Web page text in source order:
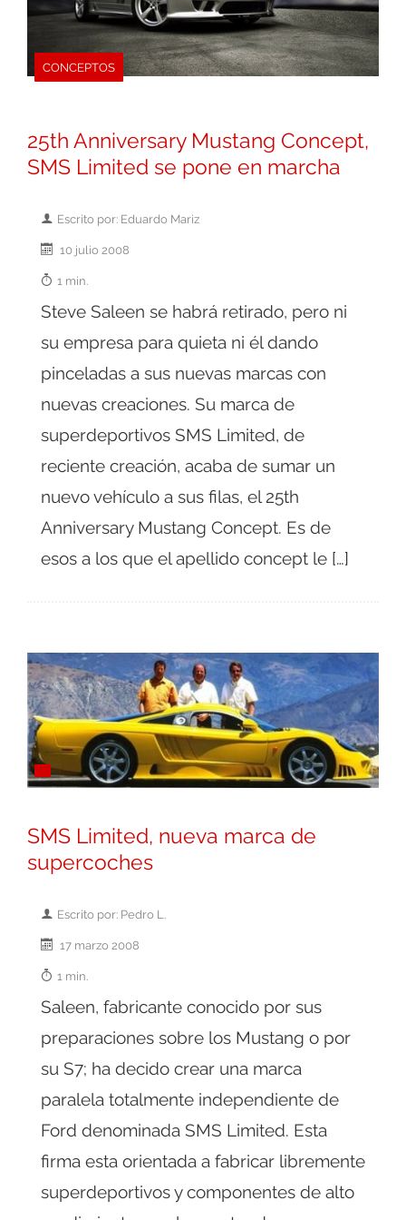
CONCEPTOS
25th Anniversary Mustang Concept,
SMS Limited se pone en marcha
Escrito por: Eduardo Mariz
10 julio 2008
1 min.
Steve Saleen se habrá retirado, pero ni
su empresa para quieta ni él dando
pinceladas a sus nuevas marcas con
nuevas creaciones. Su marca de
superdeportivos SMS Limited, de
reciente creación, acaba de sumar un
nuevo vehículo a sus filas, el 25th
Anniversary Mustang Concept. Es de
esos a los que el apellido concept le […]
SMS Limited, nueva marca de
supercoches
Escrito por: Pedro L.
17 marzo 2008
1 min.
Saleen, fabricante conocido por sus
preparaciones sobre los Mustang o por
su S7; ha decido crear una marca
paralela totalmente independiente de
Ford denominada SMS Limited. Esta
firma esta orientada a fabricar libremente
superdeportivos y componentes de alto